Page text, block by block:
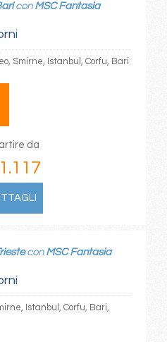
con MSC Fantasia
Smirne, Istanbul, Corfu, Bari
da
con MSC Fantasia
Istanbul, Corfu, Bari,